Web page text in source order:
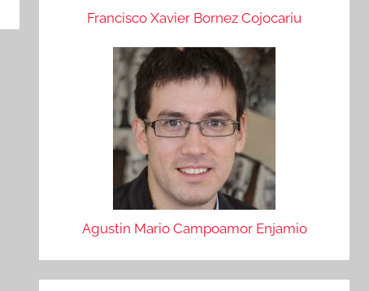
Francisco Xavier Bornez Cojocariu
Agustin Mario Campoamor Enjamio